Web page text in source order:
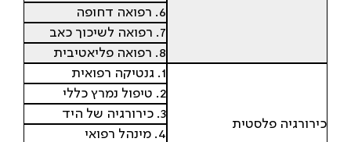
6. רפואה דחופה
7. רפואה לשיכוך כאב
8. רפואה פליאטיבית
כירורגיה פלסטית
1. גנטיקה רפואית
2. טיפול נמרץ כללי
3. כירורגיה של היד
4. מינהל רפואי